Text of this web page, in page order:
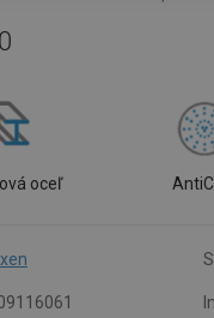
oceľ